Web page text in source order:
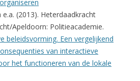
(2013). Heterdaadkracht
Apeldoorn: Politieacademie.
beleidsvorming. Een vergelijkend
van interactieve
het functioneren van de lokale